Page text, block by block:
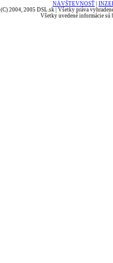
NÁVŠTEVNOSŤ
(C) 2004, 2005 DSL.sk | Všetky práva
Všetky uvedené informácie sú